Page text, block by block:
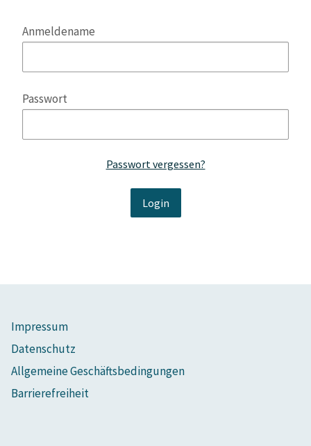
Anmeldename
Passwort
Passwort vergessen?
Impressum
Datenschutz
Allgemeine Geschäftsbedingungen
Barrierefreiheit